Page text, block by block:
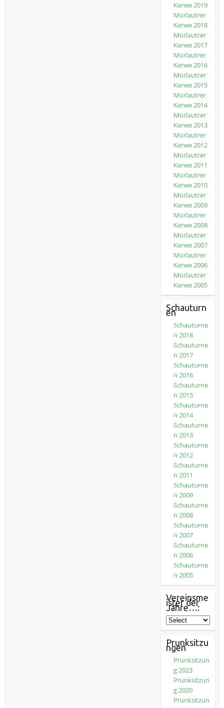
Kerwe 2019
Morlautrer
Kerwe 2018
Morlautrer
Kerwe 2017
Morlautrer
Kerwe 2016
Morlautrer
Kerwe 2015
Morlautrer
Kerwe 2014
Morlautrer
Kerwe 2013
Morlautrer
Kerwe 2012
Morlautrer
Kerwe 2011
Morlautrer
Kerwe 2010
Morlautrer
Kerwe 2009
Morlautrer
Kerwe 2008
Morlautrer
Kerwe 2007
Morlautrer
Kerwe 2006
Morlautrer
Kerwe 2005
Schauturn
en
Schauturne
n 2018
Schauturne
n 2017
Schauturne
n 2016
Schauturne
n 2015
Schauturne
n 2014
Schauturne
n 2013
Schauturne
n 2012
Schauturne
n 2011
Schauturne
n 2009
Schauturne
n 2008
Schauturne
n 2007
Schauturne
n 2006
Schauturne
n 2005
Vereinsme
ister der
Jahre…:
Prunksitzu
ngen
Prunksitzun
g 2023
Prunksitzun
g 2020
Prunksitzun